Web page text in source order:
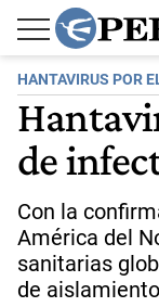
HANTAVIRUS POR
de
Con la
América del
sanitarias
de